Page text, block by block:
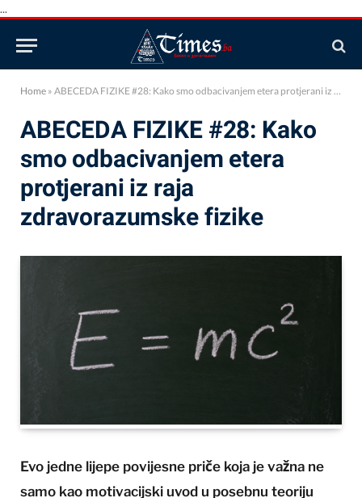
...
Home » ABECEDA FIZIKE #28: Kako smo odbacivanjem etera protjerani iz raja zdravorazumske fizike
ABECEDA FIZIKE #28: Kako
smo odbacivanjem etera
protjerani iz raja
zdravorazumske fizike
Evo jedne lijepe povijesne priče koja je važna ne
samo kao motivacijski uvod u posebnu teoriju